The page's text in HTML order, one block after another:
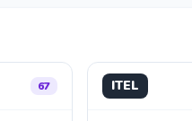
67 ITEL